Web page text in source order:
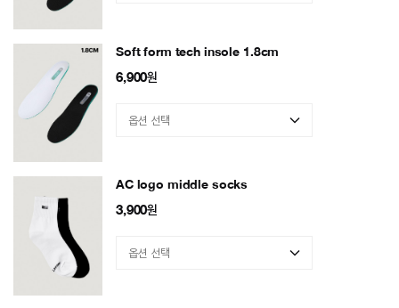
Soft form tech insole 1.8cm
6,900원
AC logo middle socks
3,900원